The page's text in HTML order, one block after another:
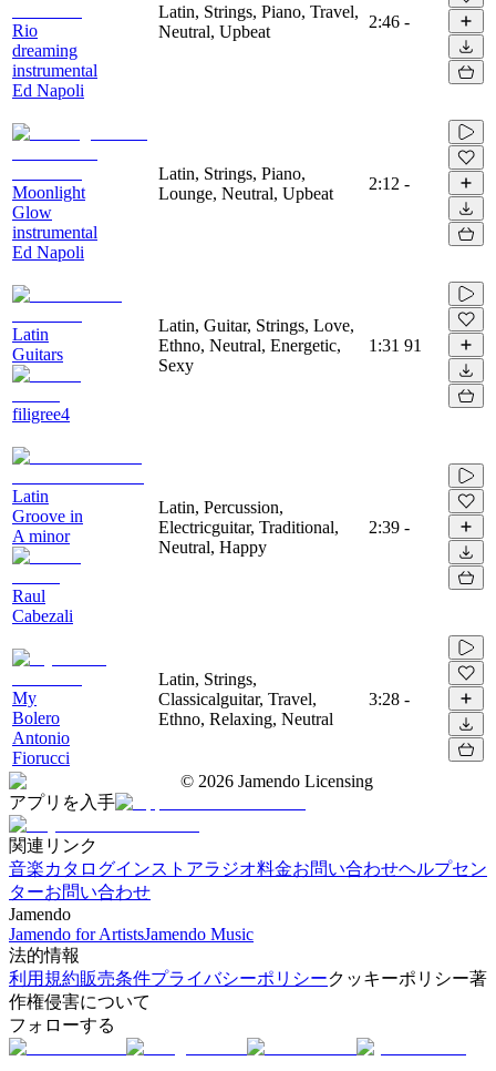
Rio
dreaming
instrumental
Ed Napoli
Latin, Strings, Piano, Travel,
Neutral, Upbeat
2:46 -
Moonlight
Glow
instrumental
Ed Napoli
Latin, Strings, Piano,
Lounge, Neutral, Upbeat
2:12 -
Latin
Guitars
filigree4
Latin, Guitar, Strings, Love,
Ethno, Neutral, Energetic,
Sexy
1:31 91
Latin
Groove in
A minor
Raul
Cabezali
Latin, Percussion,
Electricguitar, Traditional,
Neutral, Happy
2:39 -
My
Bolero
Antonio
Fiorucci
Latin, Strings,
Classicalguitar, Travel,
Ethno, Relaxing, Neutral
3:28 -
© 2026 Jamendo Licensing
アプリを入手
関連リンク
音楽カタログインストアラジオ料金お問い合わせヘルプセン
ターお問い合わせ
Jamendo
Jamendo for ArtistsJamendo Music
法的情報
利用規約販売条件プライバシーポリシークッキーポリシー著
作権侵害について
フォローする